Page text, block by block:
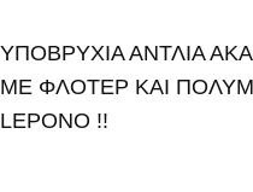
ΥΠΟΒΡΥΧΙΑ ΑΝΤΛΙΑ
ΜΕ ΦΛΟΤΕΡ ΚΑΙ
LEPONO !!